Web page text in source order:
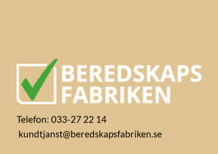
Telefon: 033-27 22 14
kundtjanst@beredskapsfabriken.se